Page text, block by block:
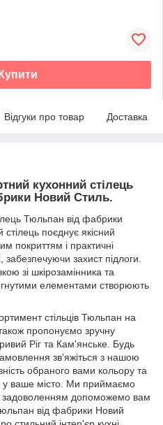
Купити
Відгуки про товар Доставка
кухонний стілець
Новий Стиль.
Тюльпан від фабрики
поєднує якісний
покриттям і практичні
забезпечуючи захист підлоги.
зі шкірозамінника та
елементами створюють
стільців Тюльпан на
пропонуємо зручну
Ріг та Кам'янське. Будь
зв'яжіться з нашою
обраного вами кольору та
у ваше місто. Ми приймаємо
задоволенням допоможемо вам
від фабрики Новий